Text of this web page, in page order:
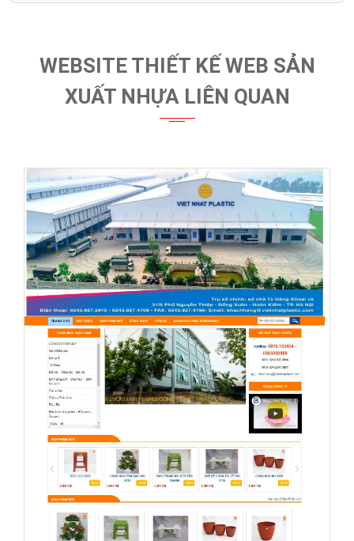
WEBSITE THIẾT KẾ WEB SẢN
XUẤT NHỰA LIÊN QUAN